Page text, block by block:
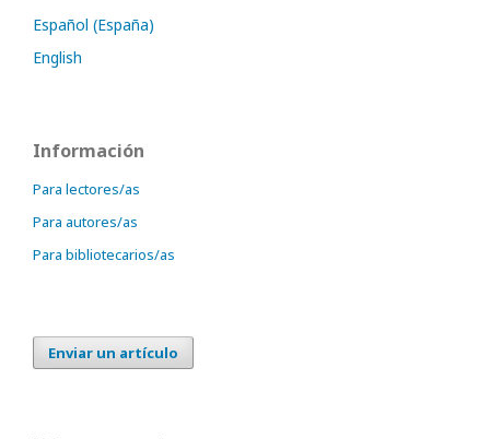
Español (España)
English
Información
Para lectores/as
Para autores/as
Para bibliotecarios/as
Enviar un artículo